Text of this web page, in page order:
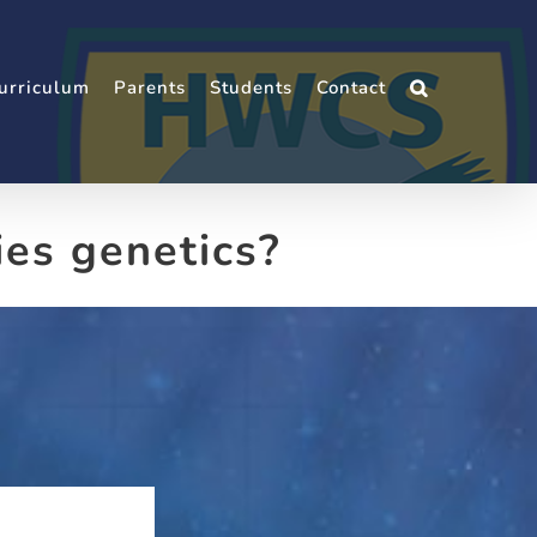
Parents Students Contact
genetics?